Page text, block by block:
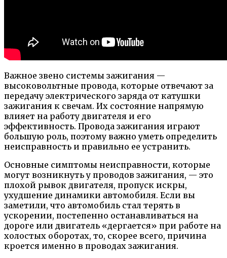
Важное звено системы зажигания —
высоковольтные провода, которые отвечают за
передачу электрического заряда от катушки
зажигания к свечам. Их состояние напрямую
влияет на работу двигателя и его
эффективность. Провода зажигания играют
большую роль, поэтому важно уметь определить
неисправность и правильно ее устранить.
Основные симптомы неисправности, которые
могут возникнуть у проводов зажигания, — это
плохой рывок двигателя, пропуск искры,
ухудшение динамики автомобиля. Если вы
заметили, что автомобиль стал терять в
ускорении, постепенно останавливаться на
дороге или двигатель «дергается» при работе на
холостых оборотах, то, скорее всего, причина
кроется именно в проводах зажигания.